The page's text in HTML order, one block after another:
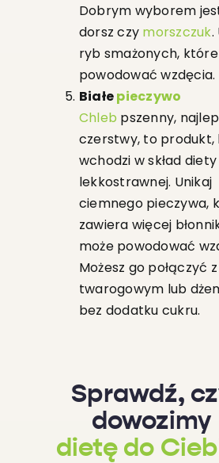
Dobrym wyborem
dorsz czy morszczuk.
ryb smażonych,
powodować wzdęcia.
Białepieczywo
Chleb pszenny,
czerstwy, to produkt,
wchodzi w skład diety
lekkostrawnej. Unikaj
ciemnego pieczywa,
zawiera więcej
może powodować
Możesz go połączyć
twarogowym lub
bez dodatku cukru.
Sprawdź,
dowozimy
dietę do